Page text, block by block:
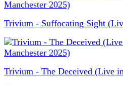
Trivium - Suffocating Sight
Trivium - The Deceived (Live